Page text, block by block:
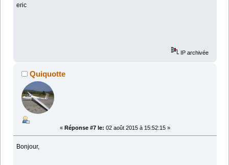
eric
IP archivée
Quiquotte
« Réponse #7 le: 02 août 2015 à 15:52:15 »
Bonjour,